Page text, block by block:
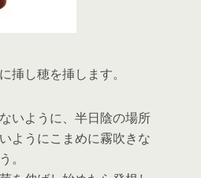
挿し穂を挿します。
いように、半日陰の場所
ようにこまめに霧吹きな
。